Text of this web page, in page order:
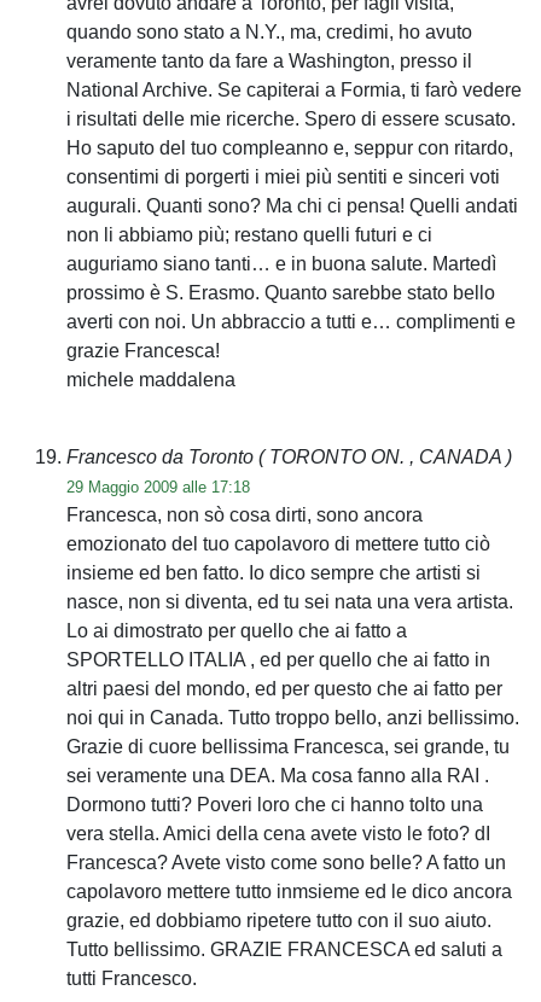
quando sono stato a N.Y., ma, credimi, ho avuto
veramente tanto da fare a Washington, presso il
National Archive. Se capiterai a Formia, ti farò vedere
i risultati delle mie ricerche. Spero di essere scusato.
Ho saputo del tuo compleanno e, seppur con ritardo,
consentimi di porgerti i miei più sentiti e sinceri voti
augurali. Quanti sono? Ma chi ci pensa! Quelli andati
non li abbiamo più; restano quelli futuri e ci
auguriamo siano tanti… e in buona salute. Martedì
prossimo è S. Erasmo. Quanto sarebbe stato bello
averti con noi. Un abbraccio a tutti e… complimenti e
grazie Francesca!
michele maddalena
Francesco da Toronto ( TORONTO ON. , CANADA )
29 Maggio 2009 alle 17:18
Francesca, non sò cosa dirti, sono ancora
emozionato del tuo capolavoro di mettere tutto ciò
insieme ed ben fatto. Io dico sempre che artisti si
nasce, non si diventa, ed tu sei nata una vera artista.
Lo ai dimostrato per quello che ai fatto a
SPORTELLO ITALIA , ed per quello che ai fatto in
altri paesi del mondo, ed per questo che ai fatto per
noi qui in Canada. Tutto troppo bello, anzi bellissimo.
Grazie di cuore bellissima Francesca, sei grande, tu
sei veramente una DEA. Ma cosa fanno alla RAI .
Dormono tutti? Poveri loro che ci hanno tolto una
vera stella. Amici della cena avete visto le foto? dI
Francesca? Avete visto come sono belle? A fatto un
capolavoro mettere tutto inmsieme ed le dico ancora
grazie, ed dobbiamo ripetere tutto con il suo aiuto.
Tutto bellissimo. GRAZIE FRANCESCA ed saluti a
tutti Francesco.